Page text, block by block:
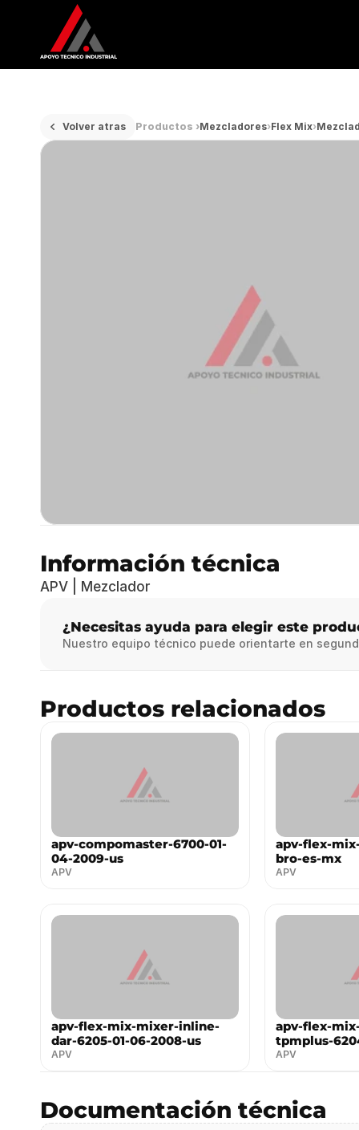
Volver atras Productos ›Mezcladores›Flex Mix›
Información técnica
APV | Mezclador
¿Necesitas ayuda para elegir este
Nuestro equipo técnico puede orientarte en
Productos relacionados
apv-compomaster-6700-01-
04-2009-us
APV
apv-flex-
bro-es-mx
APV
apv-flex-mix-mixer-inline-
dar-6205-01-06-2008-us
APV
apv-flex-
tpmplus-
APV
Documentación técnica